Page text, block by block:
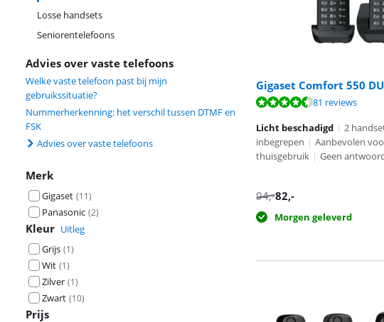
Losse handsets
Seniorentelefoons
Advies over vaste telefoons
Welke vaste telefoon past bij mijn
gebruikssituatie?
Nummerherkenning: het verschil tussen DTMF en
FSK
Advies over vaste telefoons
Merk
Gigaset (11)
Panasonic (2)
Kleur Uitleg
Grijs (1)
Wit (1)
Zilver (1)
Zwart (10)
Prijs
Gigaset Comfort 550
Beoordeling is 8,9 van de 10,
81 reviews
Licht beschadigd | 2
inbegrepen | Aanbevolen
thuisgebruik | Geen
94,-82,-
Morgen geleverd